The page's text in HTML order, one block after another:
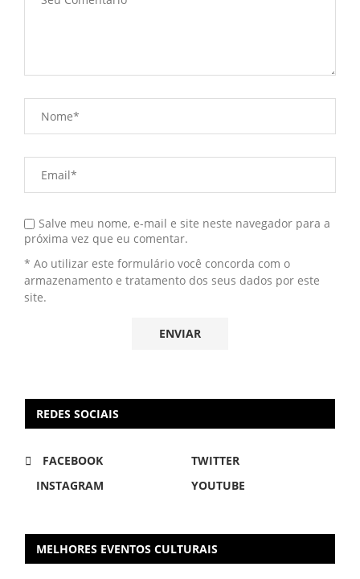
Salve meu nome, e-mail e site neste navegador para a
próxima vez que eu comentar.
* Ao utilizar este formulário você concorda com o
armazenamento e tratamento dos seus dados por este
site.
REDES SOCIAIS
FACEBOOK
TWITTER
INSTAGRAM
YOUTUBE
MELHORES EVENTOS CULTURAIS